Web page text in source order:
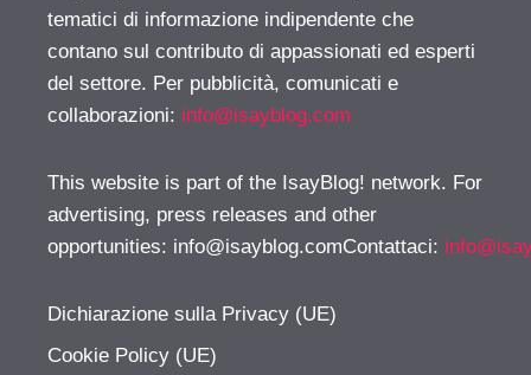
tematici di informazione indipendente che
contano sul contributo di appassionati ed esperti
del settore. Per pubblicità, comunicati e
collaborazioni: info@isayblog.com
This website is part of the IsayBlog! network. For
advertising, press releases and other
opportunities: info@isayblog.comContattaci:
Dichiarazione sulla Privacy (UE)
Cookie Policy (UE)